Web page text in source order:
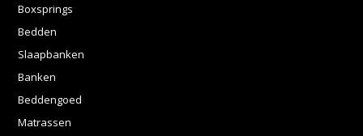
Boxsprings
Bedden
Slaapbanken
Banken
Beddengoed
Matrassen